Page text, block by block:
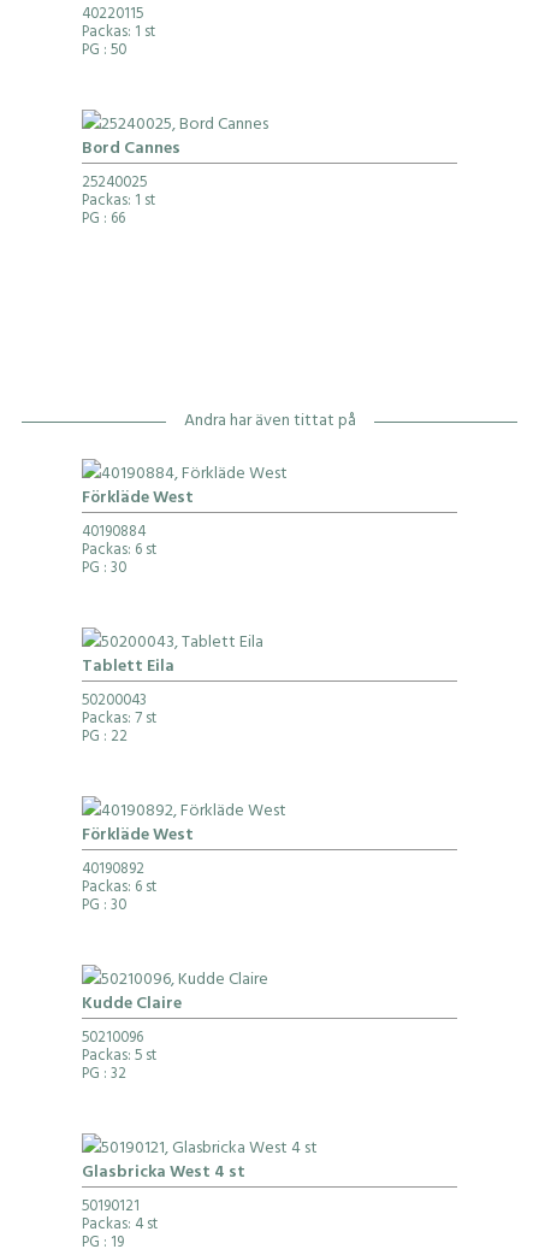
40220115
Packas: 1 st
PG : 50
Bord Cannes
25240025
Packas: 1 st
PG : 66
Andra har även tittat på
Förkläde West
40190884
Packas: 6 st
PG : 30
Tablett Eila
50200043
Packas: 7 st
PG : 22
Förkläde West
40190892
Packas: 6 st
PG : 30
Kudde Claire
50210096
Packas: 5 st
PG : 32
Glasbricka West 4 st
50190121
Packas: 4 st
PG : 19